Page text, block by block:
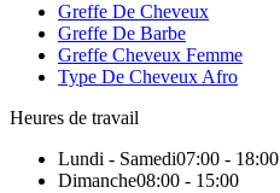
Greffe De Cheveux
Greffe De Barbe
Greffe Cheveux Femme
Type De Cheveux Afro
Heures de travail
Lundi - Samedi07:00 - 18:00
Dimanche08:00 - 15:00